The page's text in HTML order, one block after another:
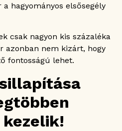
hagyományos elsősegély
csak nagyon kis százaléka
azonban nem kizárt, hogy
fontosságú lehet.